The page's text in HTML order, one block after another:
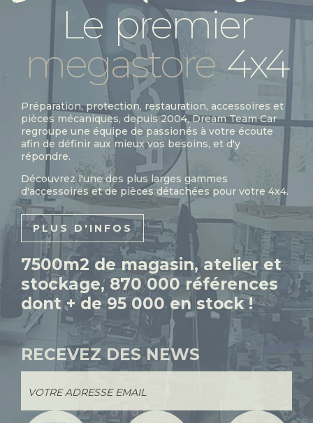
Le premier
megastore 4x4
Préparation, protection, restauration, accessoires et
pièces mécaniques, depuis 2004, Dream Team Car
regroupe une équipe de passionés à votre écoute
afin de définir aux mieux vos besoins, et d'y
répondre.
Découvrez l'une des plus larges gammes
d'accessoires et de pièces détachées pour votre 4x4.
PLUS D'INFOS
7500m2 de magasin, atelier et
stockage, 870 000 références
dont + de 95 000 en stock !
RECEVEZ DES NEWS